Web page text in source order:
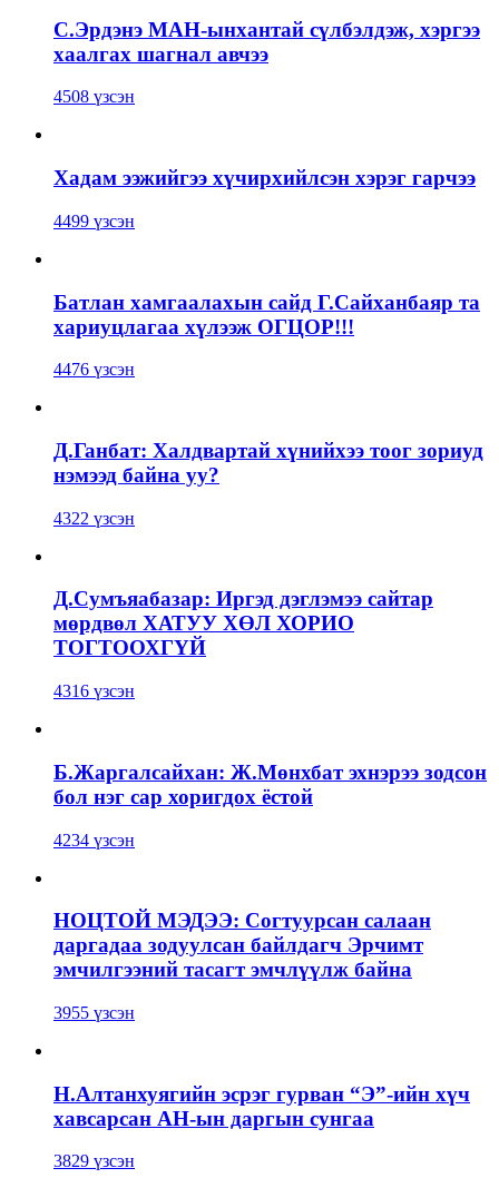
С.Эрдэнэ МАН-ынхантай сүлбэлдэж, хэргээ
хаалгах шагнал авчээ
4508 үзсэн
Хадам ээжийгээ хүчирхийлсэн хэрэг гарчээ
4499 үзсэн
Батлан хамгаалахын сайд Г.Сайханбаяр та
хариуцлагаа хүлээж ОГЦОР!!!
4476 үзсэн
Д.Ганбат: Халдвартай хүнийхээ тоог зориуд
нэмээд байна уу?
4322 үзсэн
Д.Сумъяабазар: Иргэд дэглэмээ сайтар
мөрдвөл ХАТУУ ХӨЛ ХОРИО
ТОГТООХГҮЙ
4316 үзсэн
Б.Жаргалсайхан: Ж.Мөнхбат эхнэрээ зодсон
бол нэг сар хоригдох ёстой
4234 үзсэн
НОЦТОЙ МЭДЭЭ: Согтуурсан салаан
даргадаа зодуулсан байлдагч Эрчимт
эмчилгээний тасагт эмчлүүлж байна
3955 үзсэн
Н.Алтанхуягийн эсрэг гурван “Э”-ийн хүч
хавсарсан АН-ын даргын сунгаа
3829 үзсэн